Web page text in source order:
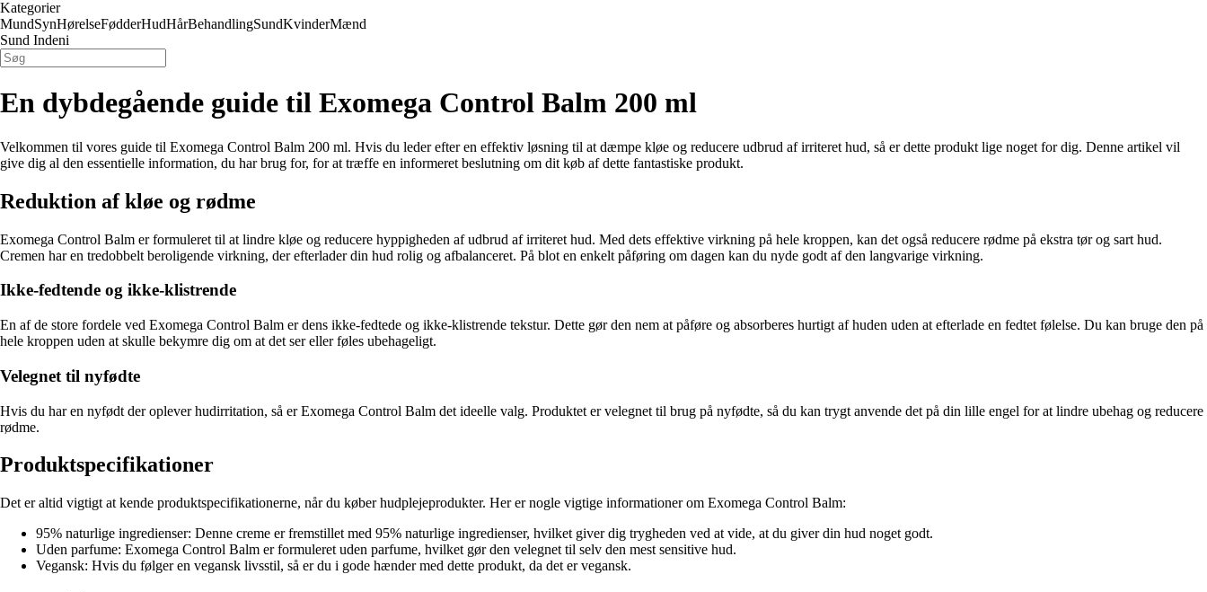
Kategorier
MundSynHørelseFødderHudHårBehandlingSundKvinderMænd
Sund Indeni
En dybdegående guide til Exomega Control Balm 200 ml
Velkommen til vores guide til Exomega Control Balm 200 ml. Hvis du leder efter en effektiv løsning til at dæmpe kløe og reducere udbrud af irriteret hud, så er dette produkt lige noget for dig. Denne artikel vil
give dig al den essentielle information, du har brug for, for at træffe en informeret beslutning om dit køb af dette fantastiske produkt.
Reduktion af kløe og rødme
Exomega Control Balm er formuleret til at lindre kløe og reducere hyppigheden af udbrud af irriteret hud. Med dets effektive virkning på hele kroppen, kan det også reducere rødme på ekstra tør og sart hud.
Cremen har en tredobbelt beroligende virkning, der efterlader din hud rolig og afbalanceret. På blot en enkelt påføring om dagen kan du nyde godt af den langvarige virkning.
Ikke-fedtende og ikke-klistrende
En af de store fordele ved Exomega Control Balm er dens ikke-fedtede og ikke-klistrende tekstur. Dette gør den nem at påføre og absorberes hurtigt af huden uden at efterlade en fedtet følelse. Du kan bruge den på
hele kroppen uden at skulle bekymre dig om at det ser eller føles ubehageligt.
Velegnet til nyfødte
Hvis du har en nyfødt der oplever hudirritation, så er Exomega Control Balm det ideelle valg. Produktet er velegnet til brug på nyfødte, så du kan trygt anvende det på din lille engel for at lindre ubehag og reducere
rødme.
Produktspecifikationer
Det er altid vigtigt at kende produktspecifikationerne, når du køber hudplejeprodukter. Her er nogle vigtige informationer om Exomega Control Balm:
95% naturlige ingredienser: Denne creme er fremstillet med 95% naturlige ingredienser, hvilket giver dig trygheden ved at vide, at du giver din hud noget godt.
Uden parfume: Exomega Control Balm er formuleret uden parfume, hvilket gør den velegnet til selv den mest sensitive hud.
Vegansk: Hvis du følger en vegansk livsstil, så er du i gode hænder med dette produkt, da det er vegansk.